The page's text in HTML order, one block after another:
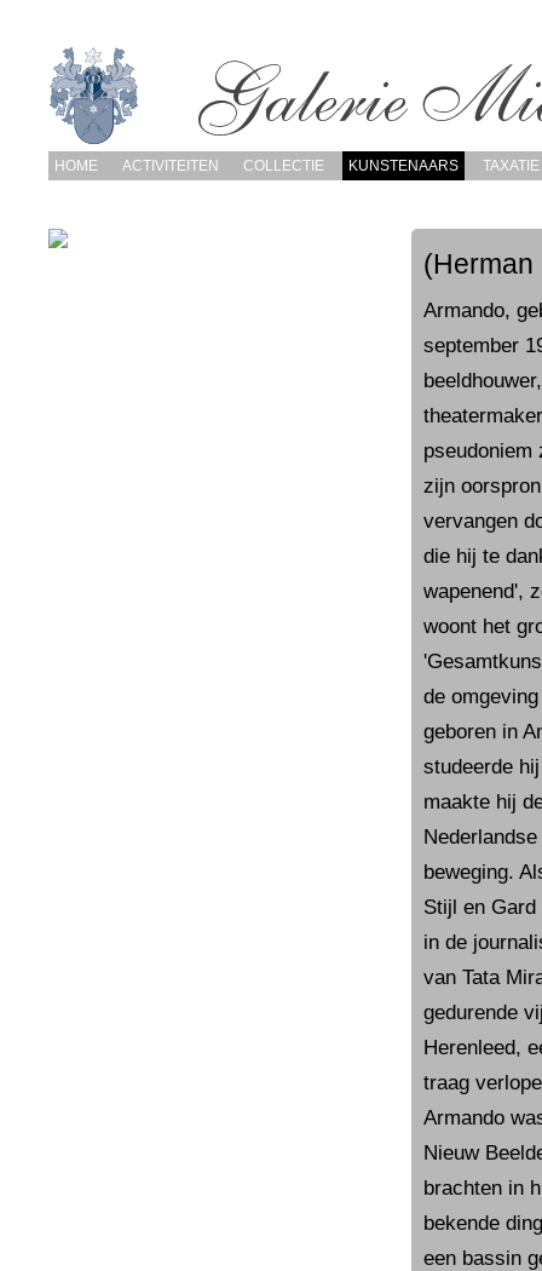
HOME ACTIVITEITEN COLLECTIE KUNSTENAARS TAXATIE
(Herman
Armando,
september
pseudoniem
zijn
vervangen
die hij te
wapenend',
woont het
de
geboren in
studeerde
maakte hij
beweging.
Stijl en
in de
van Tata
gedurende
Herenleed,
traag
Armando
Nieuw
brachten in
bekende
een bassin